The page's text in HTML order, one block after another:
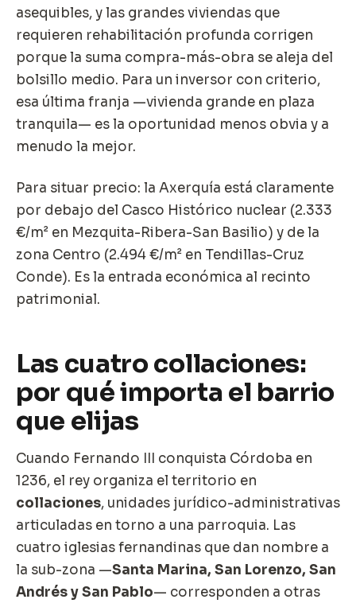
asequibles, y las grandes viviendas que
requieren rehabilitación profunda corrigen
porque la suma compra-más-obra se aleja del
bolsillo medio. Para un inversor con criterio,
esa última franja —vivienda grande en plaza
tranquila— es la oportunidad menos obvia y a
menudo la mejor.
Para situar precio: la Axerquía está claramente
por debajo del Casco Histórico nuclear (2.333
€/m² en Mezquita-Ribera-San Basilio) y de la
zona Centro (2.494 €/m² en Tendillas-Cruz
Conde). Es la entrada económica al recinto
patrimonial.
Las cuatro collaciones:
por qué importa el barrio
que elijas
Cuando Fernando III conquista Córdoba en
1236, el rey organiza el territorio en
collaciones, unidades jurídico-administrativas
articuladas en torno a una parroquia. Las
cuatro iglesias fernandinas que dan nombre a
la sub-zona —Santa Marina, San Lorenzo, San
Andrés y San Pablo— corresponden a otras